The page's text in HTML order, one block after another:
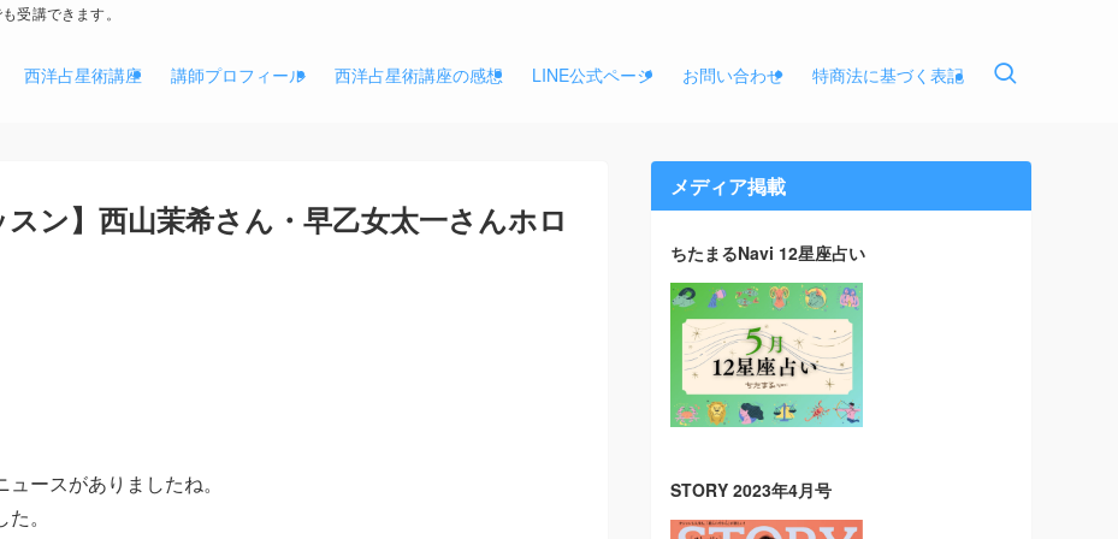
受講できます。
西洋占星術講座 講師プロフィール 西洋占星術講座の感想 LINE公式ページ お問い合わせ 特商法に基づく表記
スン】西山茉希さん・早乙女太一さんホロ
ースがありましたね。
。
メディア掲載
ちたまるNavi 12星座占い
STORY 2023年4月号